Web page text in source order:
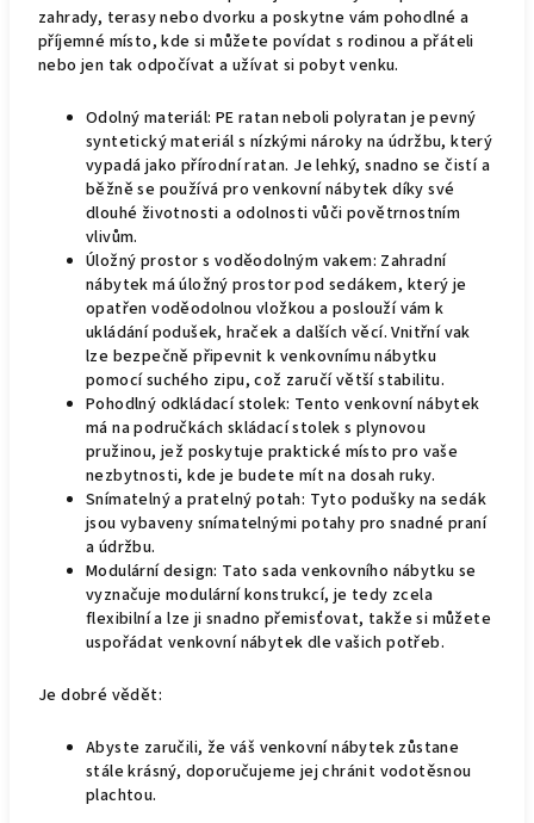
zahrady, terasy nebo dvorku a poskytne vám pohodlné a
příjemné místo, kde si můžete povídat s rodinou a přáteli
nebo jen tak odpočívat a užívat si pobyt venku.
Odolný materiál: PE ratan neboli polyratan je pevný
syntetický materiál s nízkými nároky na údržbu, který
vypadá jako přírodní ratan. Je lehký, snadno se čistí a
běžně se používá pro venkovní nábytek díky své
dlouhé životnosti a odolnosti vůči povětrnostním
vlivům.
Úložný prostor s voděodolným vakem: Zahradní
nábytek má úložný prostor pod sedákem, který je
opatřen voděodolnou vložkou a poslouží vám k
ukládání podušek, hraček a dalších věcí. Vnitřní vak
lze bezpečně připevnit k venkovnímu nábytku
pomocí suchého zipu, což zaručí větší stabilitu.
Pohodlný odkládací stolek: Tento venkovní nábytek
má na područkách skládací stolek s plynovou
pružinou, jež poskytuje praktické místo pro vaše
nezbytnosti, kde je budete mít na dosah ruky.
Snímatelný a pratelný potah: Tyto podušky na sedák
jsou vybaveny snímatelnými potahy pro snadné praní
a údržbu.
Modulární design: Tato sada venkovního nábytku se
vyznačuje modulární konstrukcí, je tedy zcela
flexibilní a lze ji snadno přemisťovat, takže si můžete
uspořádat venkovní nábytek dle vašich potřeb.
Je dobré vědět:
Abyste zaručili, že váš venkovní nábytek zůstane
stále krásný, doporučujeme jej chránit vodotěsnou
plachtou.